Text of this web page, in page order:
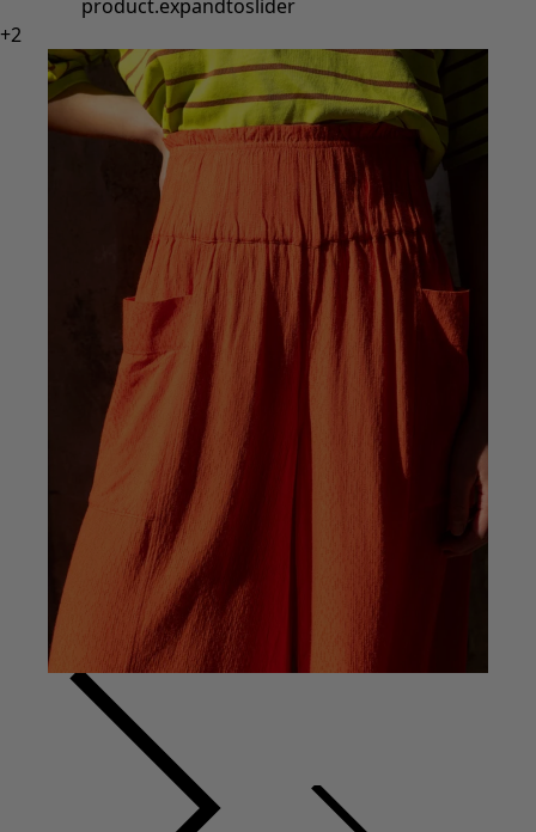
product.expandtoslider
+2